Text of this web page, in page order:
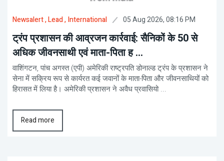
Newsalert, Lead, International 05 Aug 2026, 08:16 PM
ट्रंप प्रशासन की आव्रजन कार्रवाई: सैनिकों के 50 से
अधिक जीवनसाथी एवं माता-पिता ह ...
वाशिंगटन, पांच अगस्त (एपी) अमेरिकी राष्ट्रपति डोनाल्ड ट्रंप के प्रशासन ने
सेना में सक्रिय रूप से कार्यरत कई जवानों के माता-पिता और जीवनसाथियों को
हिरासत में लिया है। अमेरिकी प्रशासन ने अवैध प्रवासियो ...
Read more